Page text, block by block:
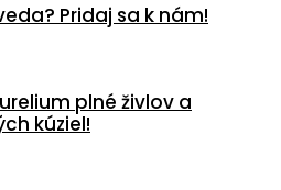
Pridaj sa k nám!
plné živlov a
kúziel!